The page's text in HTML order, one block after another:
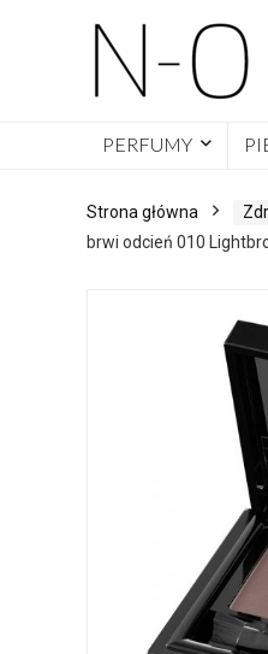
PERFUMY
Strona główna
brwi odcień 010